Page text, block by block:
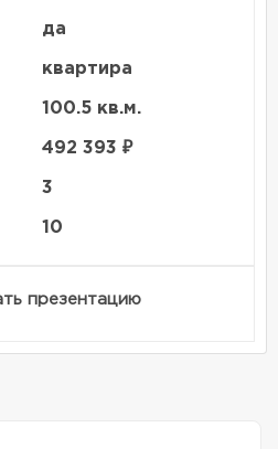
да
квартира
100.5 кв.м.
492 393 ₽
3
10
презентацию